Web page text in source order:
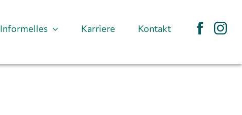
Informelles Karriere Kontakt